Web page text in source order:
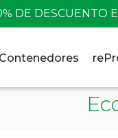
DE DESCUENTO
Contenedores